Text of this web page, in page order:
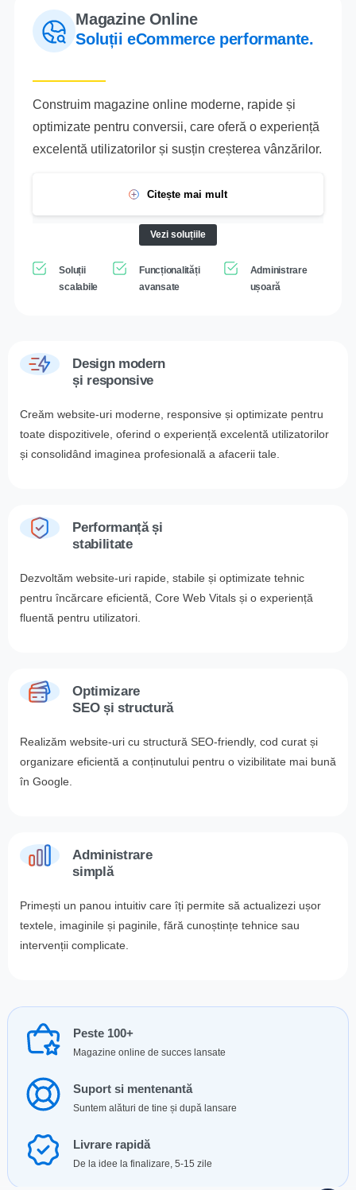
Magazine Online
Soluții eCommerce performante.
Construim magazine online moderne, rapide și
optimizate pentru conversii, care oferă o experiență
excelentă utilizatorilor și susțin creșterea vânzărilor.
Citește mai mult
Vezi soluțiile
Soluții
scalabile
Funcționalități
avansate
Administrare
ușoară
Design modern
și responsive
Creăm website-uri moderne, responsive și optimizate pentru
toate dispozitivele, oferind o experiență excelentă utilizatorilor
și consolidând imaginea profesională a afacerii tale.
Performanță și
stabilitate
Dezvoltăm website-uri rapide, stabile și optimizate tehnic
pentru încărcare eficientă, Core Web Vitals și o experiență
fluentă pentru utilizatori.
Optimizare
SEO și structură
Realizăm website-uri cu structură SEO-friendly, cod curat și
organizare eficientă a conținutului pentru o vizibilitate mai bună
în Google.
Administrare
simplă
Primești un panou intuitiv care îți permite să actualizezi ușor
textele, imaginile și paginile, fără cunoștințe tehnice sau
intervenții complicate.
Peste 100+
Magazine online de succes lansate
Suport si mentenantă
Suntem alături de tine și după lansare
Livrare rapidă
De la idee la finalizare, 5-15 zile